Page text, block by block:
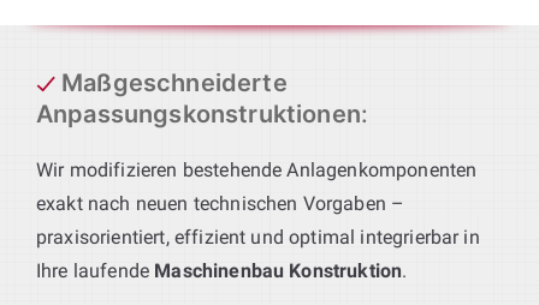
Maßgeschneiderte
Anpassungskonstruktionen:
Wir modifizieren bestehende Anlagenkomponenten
exakt nach neuen technischen Vorgaben –
praxisorientiert, effizient und optimal integrierbar in
Ihre laufende Maschinenbau Konstruktion.